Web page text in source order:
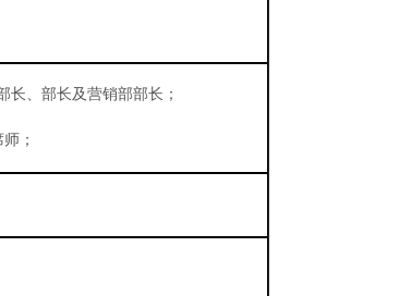
长、部长及营销部部长；
；